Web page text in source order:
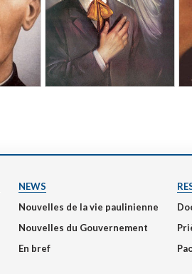
NEWS
Nouvelles de la vie paulinienne
Nouvelles du Gouvernement
En bref